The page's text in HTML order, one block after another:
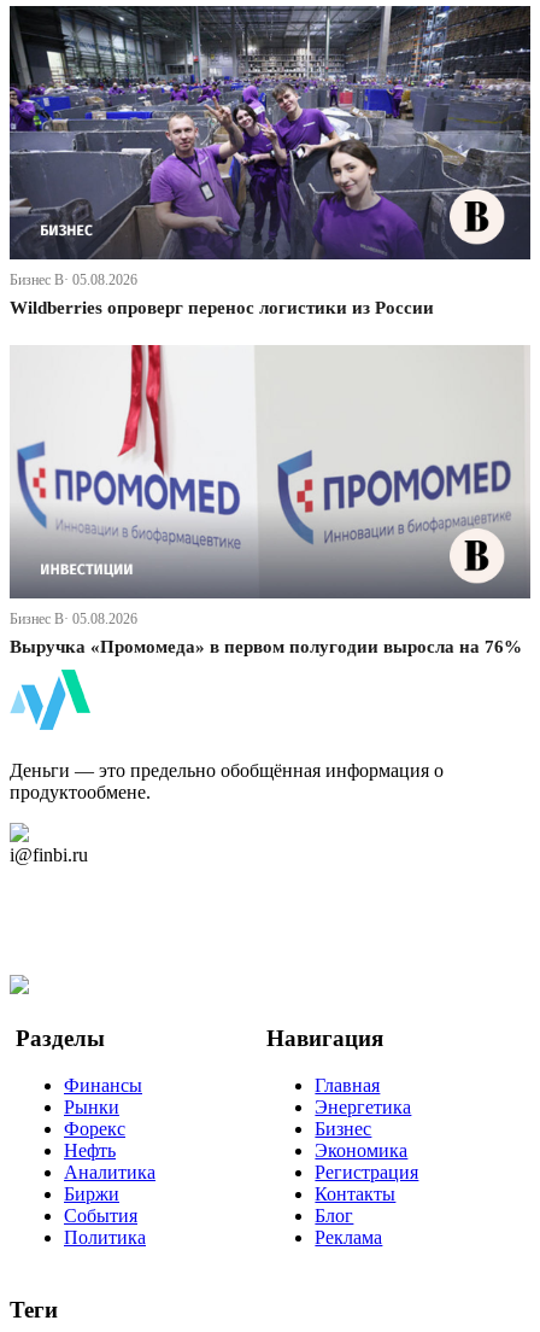
Бизнес В· 05.08.2026
Wildberries опроверг перенос логистики из России
Бизнес В· 05.08.2026
Выручка «Промомеда» в первом полугодии выросла на 76%
Деньги — это предельно обобщённая информация о
продуктообмене.
i@finbi.ru
Разделы
Финансы
Рынки
Форекс
Нефть
Аналитика
Биржи
События
Политика
Навигация
Главная
Энергетика
Бизнес
Экономика
Регистрация
Контакты
Блог
Реклама
Теги